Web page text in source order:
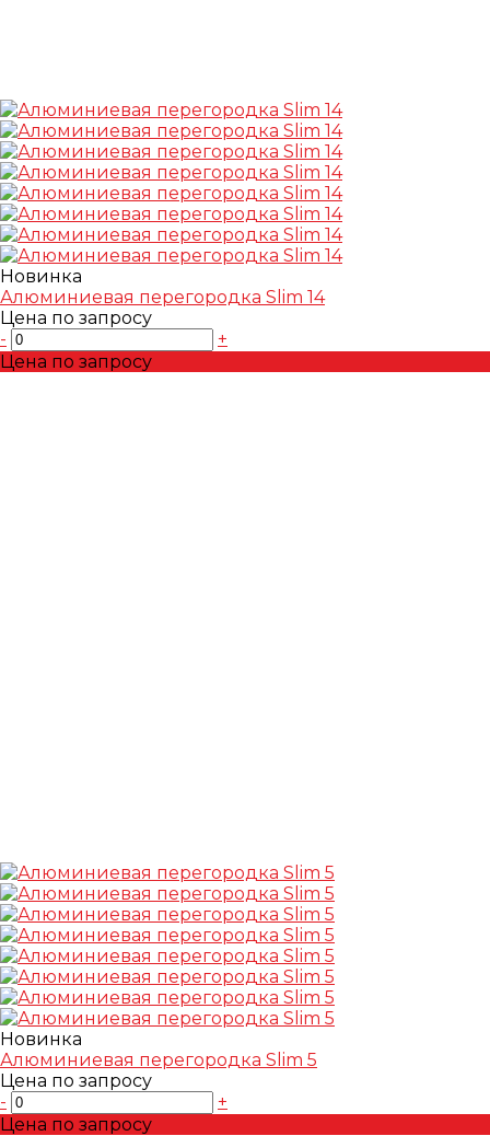
Новинка
Алюминиевая перегородка Slim 14
Цена по запросу
-
+
Цена по запросу
Новинка
Алюминиевая перегородка Slim 5
Цена по запросу
-
+
Цена по запросу